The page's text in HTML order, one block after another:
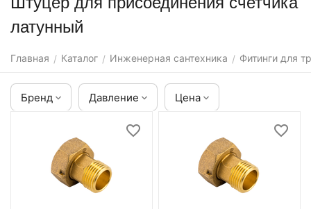
латунный
Главная / Каталог / Инженерная сантехника / Фитинги для
Бренд Давление Цена